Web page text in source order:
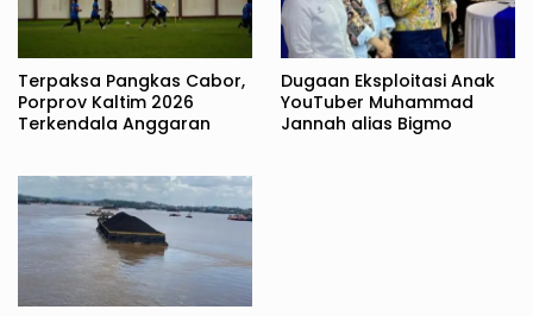
Terpaksa Pangkas Cabor,
Porprov Kaltim 2026
Terkendala Anggaran
Dugaan Eksploitasi Anak
YouTuber Muhammad
Jannah alias Bigmo